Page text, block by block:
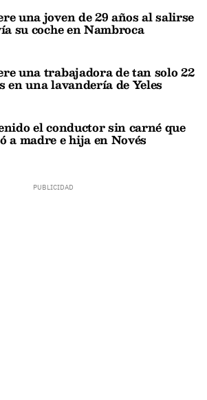
una joven de 29 años al salirse
su coche en Nambroca
una trabajadora de tan solo 22
en una lavandería de Yeles
el conductor sin carné que
a madre e hija en Novés